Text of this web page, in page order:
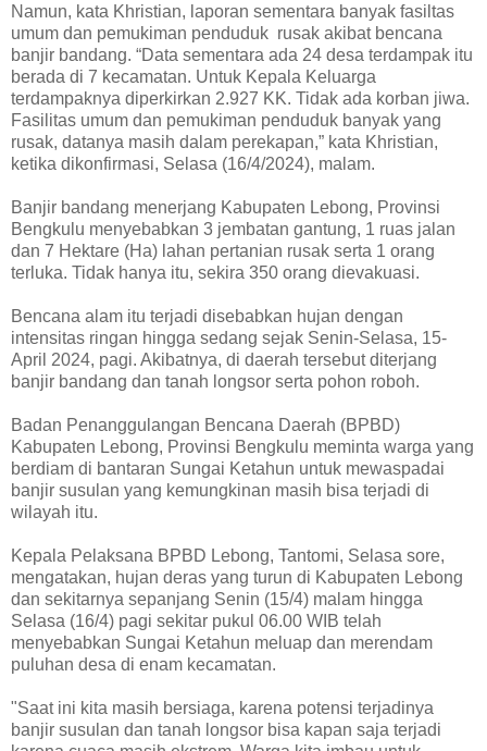
Namun, kata Khristian, laporan sementara banyak fasiltas
umum dan pemukiman penduduk rusak akibat bencana
banjir bandang. “Data sementara ada 24 desa terdampak itu
berada di 7 kecamatan. Untuk Kepala Keluarga
terdampaknya diperkirkan 2.927 KK. Tidak ada korban jiwa.
Fasilitas umum dan pemukiman penduduk banyak yang
rusak, datanya masih dalam perekapan,” kata Khristian,
ketika dikonfirmasi, Selasa (16/4/2024), malam.
Banjir bandang menerjang Kabupaten Lebong, Provinsi
Bengkulu menyebabkan 3 jembatan gantung, 1 ruas jalan
dan 7 Hektare (Ha) lahan pertanian rusak serta 1 orang
terluka. Tidak hanya itu, sekira 350 orang dievakuasi.
Bencana alam itu terjadi disebabkan hujan dengan
intensitas ringan hingga sedang sejak Senin-Selasa, 15-
April 2024, pagi. Akibatnya, di daerah tersebut diterjang
banjir bandang dan tanah longsor serta pohon roboh.
Badan Penanggulangan Bencana Daerah (BPBD)
Kabupaten Lebong, Provinsi Bengkulu meminta warga yang
berdiam di bantaran Sungai Ketahun untuk mewaspadai
banjir susulan yang kemungkinan masih bisa terjadi di
wilayah itu.
Kepala Pelaksana BPBD Lebong, Tantomi, Selasa sore,
mengatakan, hujan deras yang turun di Kabupaten Lebong
dan sekitarnya sepanjang Senin (15/4) malam hingga
Selasa (16/4) pagi sekitar pukul 06.00 WIB telah
menyebabkan Sungai Ketahun meluap dan merendam
puluhan desa di enam kecamatan.
"Saat ini kita masih bersiaga, karena potensi terjadinya
banjir susulan dan tanah longsor bisa kapan saja terjadi